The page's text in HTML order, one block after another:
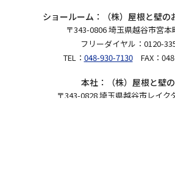
ショールーム：（株）屋根と壁
〒343-0806 埼玉県越谷市宮本
フリーダイヤル：0120-
TEL： 048-930-7130FAX：
本社：（株）屋根と壁
〒343-0828 埼玉県越谷市レイク